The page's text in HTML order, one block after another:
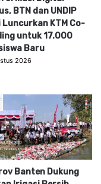
BTN dan UNDIP
Luncurkan KTM Co-
untuk 17.000
Baru
2026
Banten Dukung